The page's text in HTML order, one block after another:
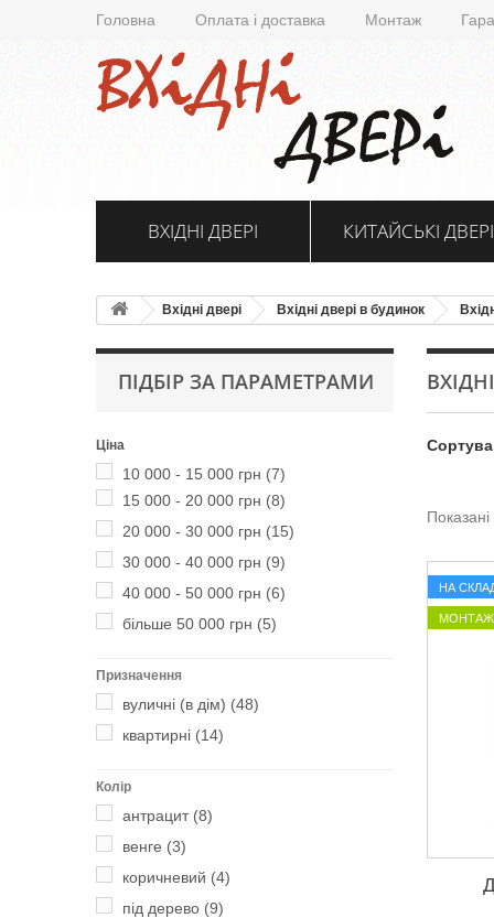
Головна Оплата і доставка Монтаж
ВХІДНІ ДВЕРІ КИТАЙСЬКІ ДВЕРІ
Вхідні двері Вхідні двері в будинок
ПІДБІР ЗА ПАРАМЕТРАМИ
Ціна
10 000 - 15 000 грн (7)
15 000 - 20 000 грн (8)
20 000 - 30 000 грн (15)
30 000 - 40 000 грн (9)
40 000 - 50 000 грн (6)
більше 50 000 грн (5)
Призначення
вуличні (в дім) (48)
квартирні (14)
Колір
антрацит(8)
венге (3)
коричневий (4)
під дерево (9)
Показані
НА
МОНТАЖ